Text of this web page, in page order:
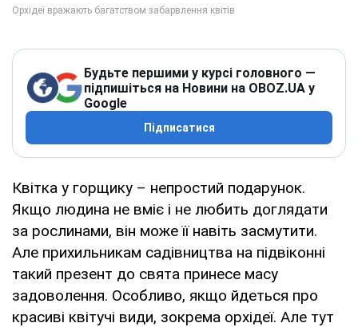
Будьте першими у курсі головного —
підпишіться на Новини на OBOZ.UA у
Google
Підписатися
Квітка у горщику – непростий подарунок.
Якщо людина не вміє і не любить доглядати
за рослинами, він може її навіть засмутити.
Але прихильникам садівництва на підвіконні
такий презент до свята принесе масу
задоволення. Особливо, якщо йдеться про
красиві квітучі види, зокрема орхідеї. Але тут